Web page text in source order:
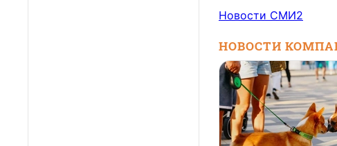
Новости СМИ2
НОВОСТИ